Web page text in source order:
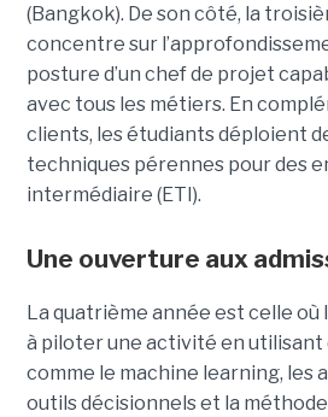
(Bangkok). De son côté, la
concentre sur
posture d’un chef de projet
avec tous les métiers. En
clients, les étudiants déploient
techniques pérennes pour des
intermédiaire (ETI).
Une ouverture aux
La quatrième année est celle où
à piloter une activité en
comme le machine learning, les
outils décisionnels et la